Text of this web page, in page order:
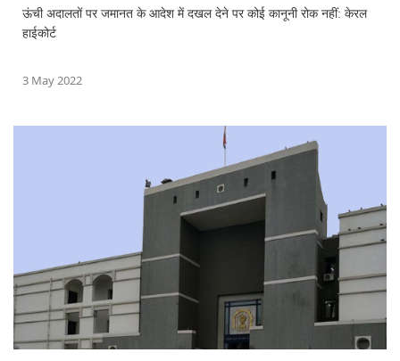
ऊंची अदालतों पर जमानत के आदेश में दखल देने पर कोई कानूनी रोक नहीं: केरल
हाईकोर्ट
3 May 2022